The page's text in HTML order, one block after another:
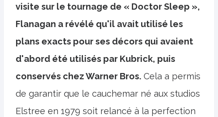
visite sur le tournage de « Doctor Sleep »,
Flanagan a révélé qu'il avait utilisé les
plans exacts pour ses décors qui avaient
d'abord été utilisés par Kubrick, puis
conservés chez Warner Bros. Cela a permis
de garantir que le cauchemar né aux studios
Elstree en 1979 soit relancé à la perfection